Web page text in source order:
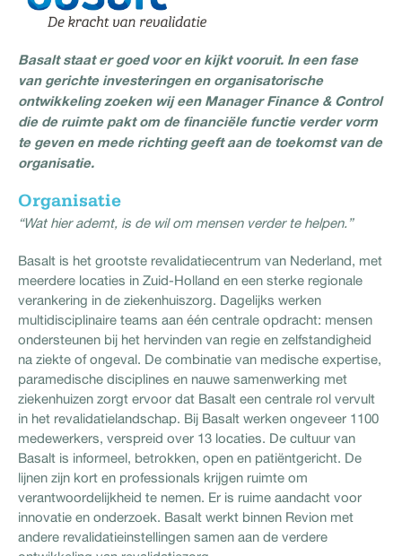
Basalt staat er goed voor en kijkt vooruit. In een fase
van gerichte investeringen en organisatorische
ontwikkeling zoeken wij een Manager Finance & Control
die de ruimte pakt om de financiële functie verder vorm
te geven en mede richting geeft aan de toekomst van de
organisatie.
Organisatie
“Wat hier ademt, is de wil om mensen verder te helpen.”
Basalt is het grootste revalidatiecentrum van Nederland, met
meerdere locaties in Zuid-Holland en een sterke regionale
verankering in de ziekenhuiszorg. Dagelijks werken
multidisciplinaire teams aan één centrale opdracht: mensen
ondersteunen bij het hervinden van regie en zelfstandigheid
na ziekte of ongeval. De combinatie van medische expertise,
paramedische disciplines en nauwe samenwerking met
ziekenhuizen zorgt ervoor dat Basalt een centrale rol vervult
in het revalidatielandschap. Bij Basalt werken ongeveer 1100
medewerkers, verspreid over 13 locaties. De cultuur van
Basalt is informeel, betrokken, open en patiëntgericht. De
lijnen zijn kort en professionals krijgen ruimte om
verantwoordelijkheid te nemen. Er is ruime aandacht voor
innovatie en onderzoek. Basalt werkt binnen Revion met
andere revalidatieinstellingen samen aan de verdere